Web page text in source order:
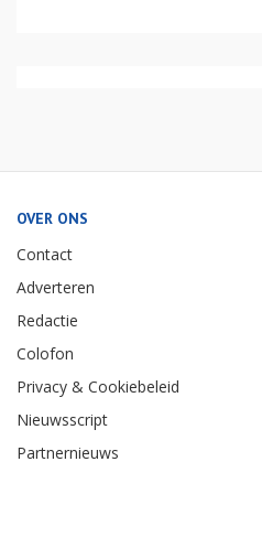
OVER ONS
Contact
Adverteren
Redactie
Colofon
Privacy & Cookiebeleid
Nieuwsscript
Partnernieuws